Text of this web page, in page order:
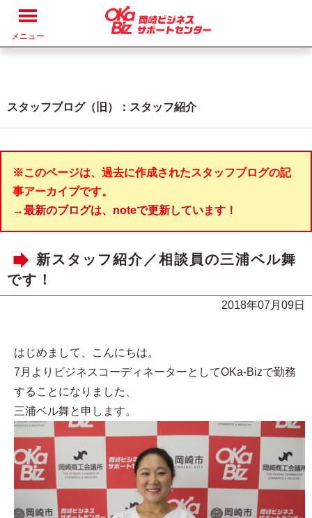
メニュー
スタッフブログ（旧）：スタッフ紹介
※このページは、過去に作成されたスタッフブログの記
事アーカイブです。
→最新のブログは、noteで更新しています！
新スタッフ紹介／相談員の三浦ベル舞
です！
2018年07月09日
はじめまして、こんにちは。
7月よりビジネスコーディネーターとしてOKa-Bizで勤務
することになりました、
三浦ベル舞と申します。